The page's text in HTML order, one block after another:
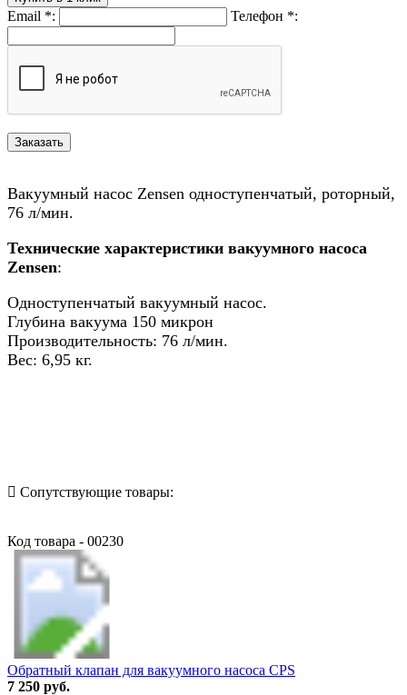
Email *: Телефон *:
Вакуумный насос Zensen одноступенчатый, роторный,
76 л/мин.
Технические характеристики вакуумного насоса
Zensen:
Одноступенчатый вакуумный насос.
Глубина вакуума 150 микрон
Производительность: 76 л/мин.
Вес: 6,95 кг.
Сопутствующие товары:
Код товара - 00230
Обратный клапан для вакуумного насоса CPS
7 250 руб.